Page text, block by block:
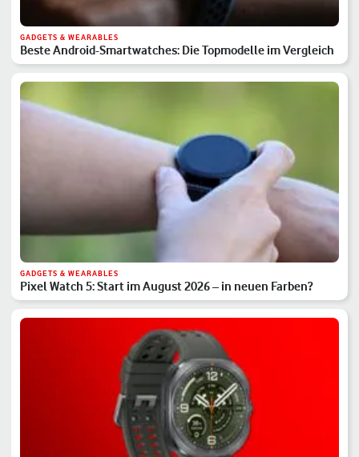
GADGETS & WEARABLES
Beste Android-Smartwatches: Die Topmodelle im Vergleich
GADGETS & WEARABLES
Pixel Watch 5: Start im August 2026 – in neuen Farben?